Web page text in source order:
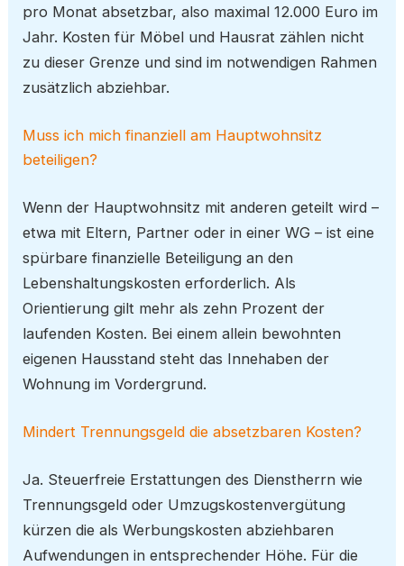
pro Monat absetzbar, also maximal 12.000 Euro im
Jahr. Kosten für Möbel und Hausrat zählen nicht
zu dieser Grenze und sind im notwendigen Rahmen
zusätzlich abziehbar.
Muss ich mich finanziell am Hauptwohnsitz
beteiligen?
Wenn der Hauptwohnsitz mit anderen geteilt wird –
etwa mit Eltern, Partner oder in einer WG – ist eine
spürbare finanzielle Beteiligung an den
Lebenshaltungskosten erforderlich. Als
Orientierung gilt mehr als zehn Prozent der
laufenden Kosten. Bei einem allein bewohnten
eigenen Hausstand steht das Innehaben der
Wohnung im Vordergrund.
Mindert Trennungsgeld die absetzbaren Kosten?
Ja. Steuerfreie Erstattungen des Dienstherrn wie
Trennungsgeld oder Umzugskostenvergütung
kürzen die als Werbungskosten abziehbaren
Aufwendungen in entsprechender Höhe. Für die